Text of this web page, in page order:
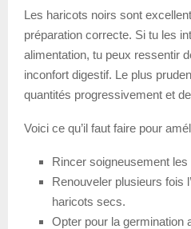
Les haricots noirs sont
préparation correcte. Si tu les
alimentation, tu peux ressentir
inconfort digestif. Le plus
quantités progressivement et
Voici ce qu’il faut faire pour
Rincer soigneusement
Renouveler plusieurs fois
haricots secs.
Opter pour la germination